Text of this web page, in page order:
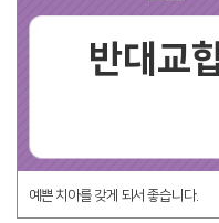
반대교
예쁜 치아를 갖게 되서 좋습니다.